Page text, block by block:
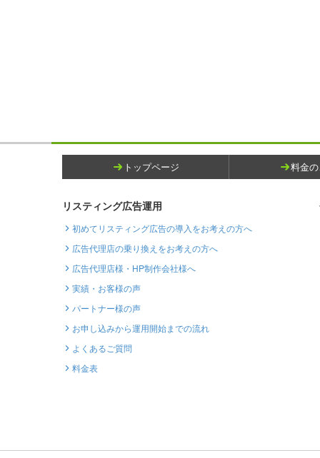
トップページ 料金
リスティング広告運用
初めてリスティング広告の導入をお考えの方へ
広告代理店の乗り換えをお考えの方へ
広告代理店様・HP制作会社様へ
実績・お客様の声
パートナー様の声
お申し込みから運用開始までの流れ
よくあるご質問
料金表